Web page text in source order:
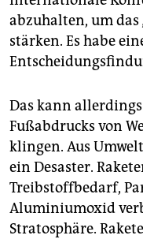
abzuhalten, um das
stärken. Es habe
Das kann
Fußabdrucks von
klingen. Aus
ein Desaster.
Treibstoffbedarf,
Aluminiumoxid
Stratosphäre.